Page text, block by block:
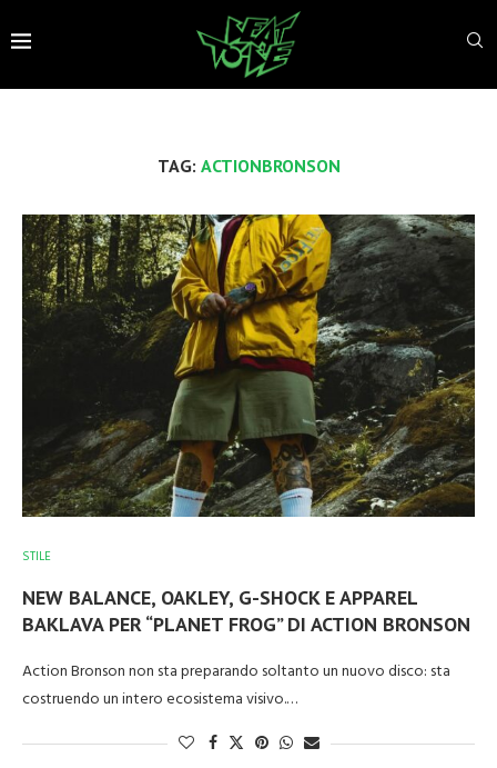
TAG: ACTIONBRONSON
STILE
NEW BALANCE, OAKLEY, G-SHOCK E APPAREL
BAKLAVA PER “PLANET FROG” DI ACTION BRONSON
Action Bronson non sta preparando soltanto un nuovo disco: sta
costruendo un intero ecosistema visivo.…